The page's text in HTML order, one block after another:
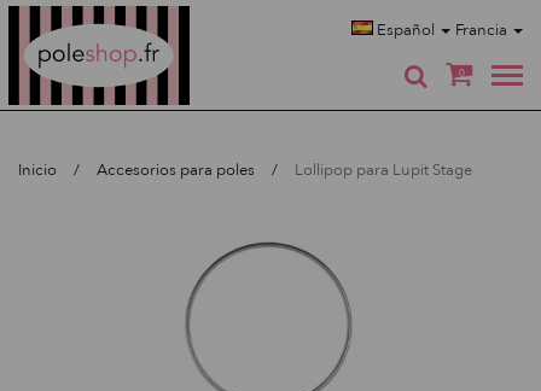
Español Francia
0
Inicio Accesorios para poles Lollipop para Lupit Stage